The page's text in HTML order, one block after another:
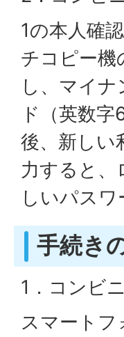
1の本人確
チコピー機
し、マイ
ド（英数
後、新しい
力すると
しいパスワ
手続き
1．コンビ
スマート